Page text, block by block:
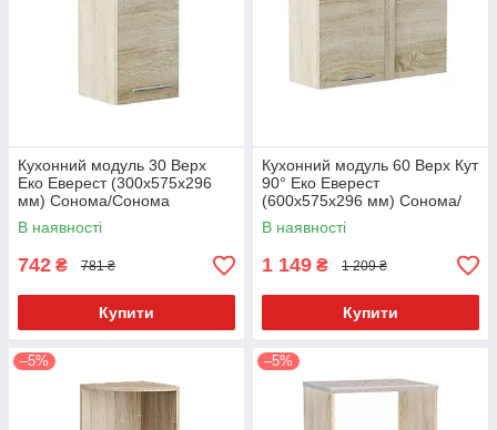
Кухонний модуль 30 Верх
Еко Еверест (300х575х296
мм) Сонома/Сонома
В наявності
742 ₴ 781 ₴
Купити
Кухонний модуль 60 Верх Кут
90° Еко Еверест
(600х575х296 мм) Сонома/
Сонома
В наявності
1 149 ₴ 1 209 ₴
Купити
–5% –5%